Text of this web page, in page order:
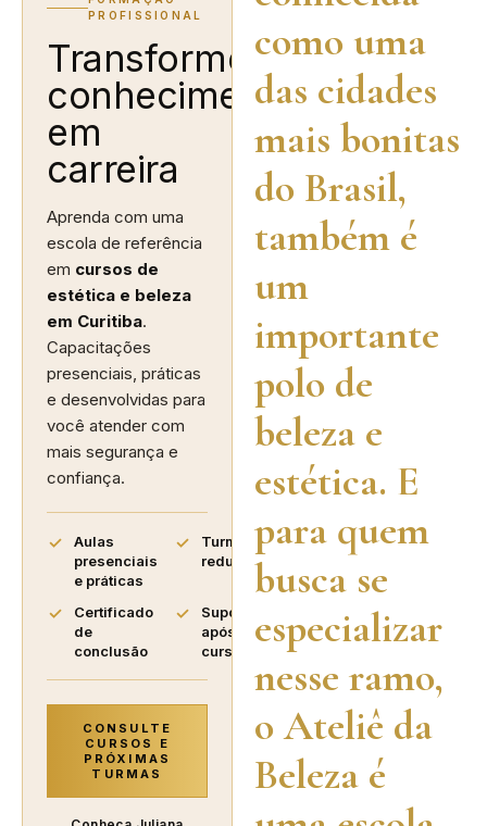
PROFISSIONAL
Transforme
conhecimento
em
carreira
Aprenda com uma
escola de referência
em cursos de
estética e beleza
em Curitiba.
Capacitações
presenciais, práticas
e desenvolvidas para
você atender com
mais segurança e
confiança.
Aulas
presenciais
e práticas
Turmas
reduzidas
Certificado
de
conclusão
Suporte
após o
curso
CONSULTE
CURSOS E
PRÓXIMAS
TURMAS
como uma
das cidades
mais bonitas
do Brasil,
também é
um
importante
polo de
beleza e
estética. E
para quem
busca se
especializar
nesse ramo,
o Ateliê da
Beleza é